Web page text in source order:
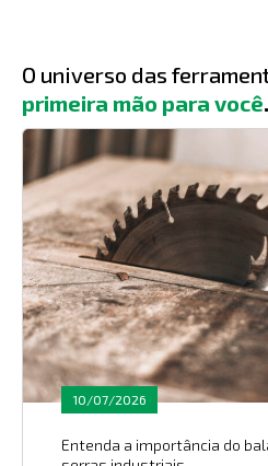
O universo das
primeira mão para você.
10/07/2026
Entenda a importância do